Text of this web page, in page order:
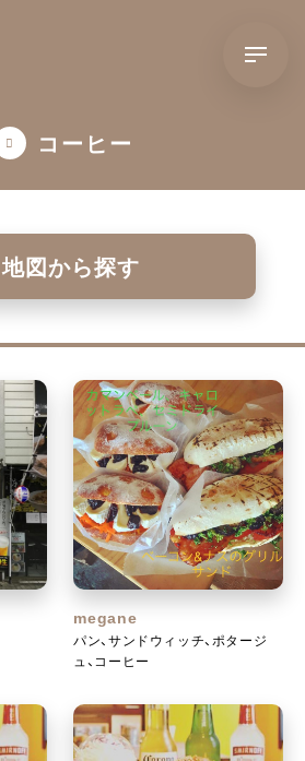
コーヒー
地図から探す
megane
パン、サンドウィッチ、ポタージ
ュ、コーヒー